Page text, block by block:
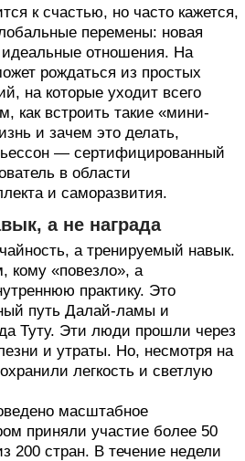
к счастью, но часто кажется,
перемены: новая
отношения. На
рождаться из простых
на которые уходит всего
как встроить такие «мини-
и зачем это делать,
— сертифицированный
в области
и саморазвития.
а не награда
а тренируемый навык.
кому «повезло», а
практику. Это
путь Далай-ламы и
Туту. Эти люди прошли через
и утраты. Но, несмотря на
легкость и светлую
масштабное
приняли участие более 50
200 стран. В течение недели